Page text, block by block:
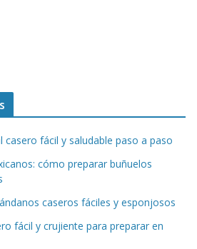
casero fácil y saludable paso a paso
cómo preparar buñuelos
caseros fáciles y esponjosos
fácil y crujiente para preparar en